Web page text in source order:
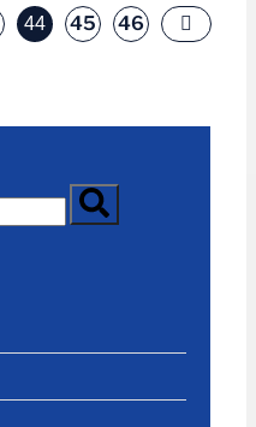
44 45 46